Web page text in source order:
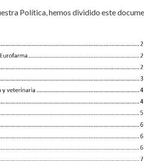
Política, hemos dividido este